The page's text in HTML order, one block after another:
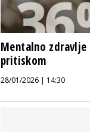
Mentalno zdravlje
pritiskom
28/01/2026 | 14:30